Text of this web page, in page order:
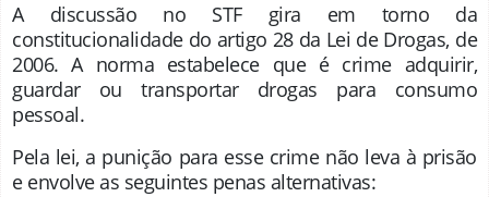
A discussão no STF gira em torno da
constitucionalidade do artigo 28 da Lei de Drogas, de
2006. A norma estabelece que é crime adquirir,
guardar ou transportar drogas para consumo
pessoal.
Pela lei, a punição para esse crime não leva à prisão
e envolve as seguintes penas alternativas: